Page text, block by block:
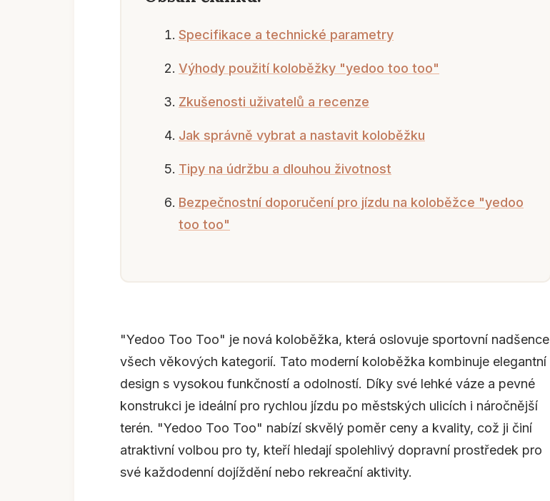
Specifikace a technické parametry
Výhody použití koloběžky "yedoo too too"
Zkušenosti uživatelů a recenze
Jak správně vybrat a nastavit koloběžku
Tipy na údržbu a dlouhou životnost
Bezpečnostní doporučení pro jízdu na koloběžce "yedoo
too too"
"Yedoo Too Too" je nová koloběžka, která oslovuje sportovní nadšence
všech věkových kategorií. Tato moderní koloběžka kombinuje elegantní
design s vysokou funkčností a odolností. Díky své lehké váze a pevné
konstrukci je ideální pro rychlou jízdu po městských ulicích i náročnější
terén. "Yedoo Too Too" nabízí skvělý poměr ceny a kvality, což ji činí
atraktivní volbou pro ty, kteří hledají spolehlivý dopravní prostředek pro
své každodenní dojíždění nebo rekreační aktivity.